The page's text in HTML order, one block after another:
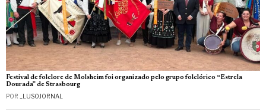
Festival de folclore de Molsheim foi organizado pelo grupo folclórico “Estrela
Dourada” de Strasbourg
POR _LUSOJORNAL